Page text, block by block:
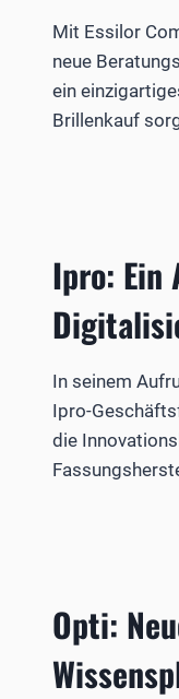
Mit Essilor
neue
ein
Brillenkauf
Ipro: Ein
In seinem
Ipro-
die
Opti: